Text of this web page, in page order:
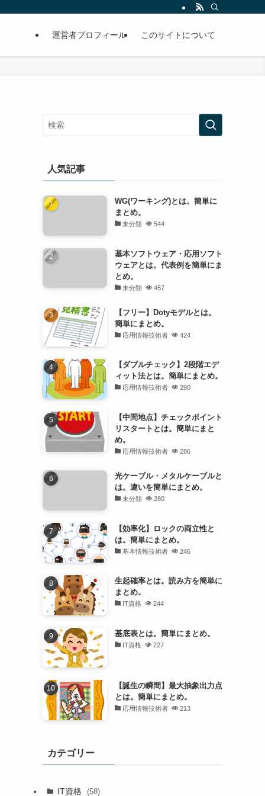
運営者プロフィール このサイトについて
人気記事
WG(ワーキング)とは。簡単に
まとめ。
未分類 544
基本ソフトウェア・応用ソフト
ウェアとは。代表例を簡単にま
とめ。
未分類 457
【フリー】Dotyモデルとは。
簡単にまとめ。
応用情報技術者 424
【ダブルチェック】2段階エデ
ィット法とは。簡単にまとめ。
応用情報技術者 290
【中間地点】チェックポイント
リスタートとは。簡単にまと
め。
応用情報技術者 286
光ケーブル・メタルケーブルと
は。違いを簡単にまとめ。
未分類 280
【効率化】ロックの両立性と
は。簡単にまとめ。
基本情報技術者 246
生起確率とは。読み方を簡単に
まとめ。
IT資格 244
基底表とは。簡単にまとめ。
IT資格 227
【誕生の瞬間】最大抽象出力点
とは。簡単にまとめ。
応用情報技術者 213
カテゴリー
IT資格 (58)